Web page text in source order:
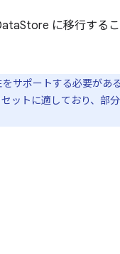
に移行する
サポートする必要があ
ットに適しており、部